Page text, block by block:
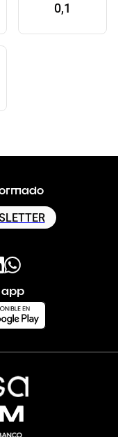
0,1
app